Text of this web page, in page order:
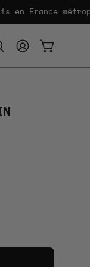
France
MON
OUVRIR